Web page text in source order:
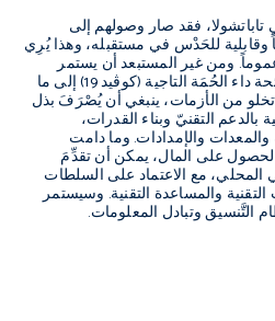
تاباتشولا، فقد صار وصولهم إلى
وقابلية للحَدْس في مستقبله، وهذا يُرِي
ومن غير المستبعد أن يستمر
التعاون الوثيق الذي نشأ في جائحة داء الحُمَة التاجية (كوڤيد 19) إلى ما
تخلو من الأزمات، ينبغي أن يُصْرَفَ بذل
التقنيّ وبناء القدرات،
والمعدات والإمدادات. وما دامت
على المال، يمكن أن تقدِّمَ
المحلي، مع الاعتماد على السلطات
والمساعدة التقنية. وسيستمر
التَّنسيق وتبادل المعلومات.